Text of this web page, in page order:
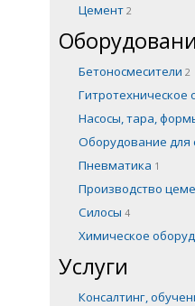
Цемент 2
Бетоносмесители 2
Насосы, тара,
Оборудование для
Пневматика 1
Производство
Силосы 4
Химическое
Услуги
Консалтинг,